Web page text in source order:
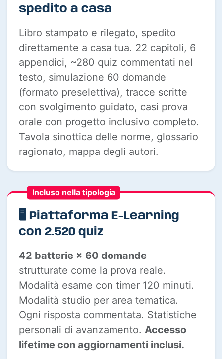
spedito a casa
Libro stampato e rilegato, spedito
direttamente a casa tua. 22 capitoli, 6
appendici, ~280 quiz commentati nel
testo, simulazione 60 domande
(formato preselettiva), tracce scritte
con svolgimento guidato, casi prova
orale con progetto inclusivo completo.
Tavola sinottica delle norme, glossario
ragionato, mappa degli autori.
Incluso nella tipologia
🖥️ Piattaforma E-Learning
con 2.520 quiz
42 batterie × 60 domande —
strutturate come la prova reale.
Modalità esame con timer 120 minuti.
Modalità studio per area tematica.
Ogni risposta commentata. Statistiche
personali di avanzamento. Accesso
lifetime con aggiornamenti inclusi.